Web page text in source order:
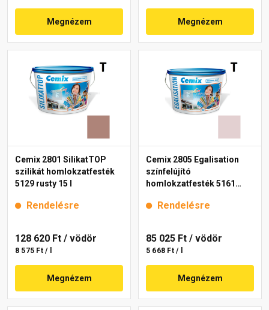
Megnézem Megnézem
Cemix 2801 SilikatTOP
szilikát homlokzatfesték
5129 rusty 15 l
Rendelésre
128 620 Ft / vödör
8 575 Ft / l
Megnézem
Cemix 2805 Egalisation
színfelújító
homlokzatfesték 5161
Rendelésre
85 025 Ft / vödör
5 668 Ft / l
Megnézem